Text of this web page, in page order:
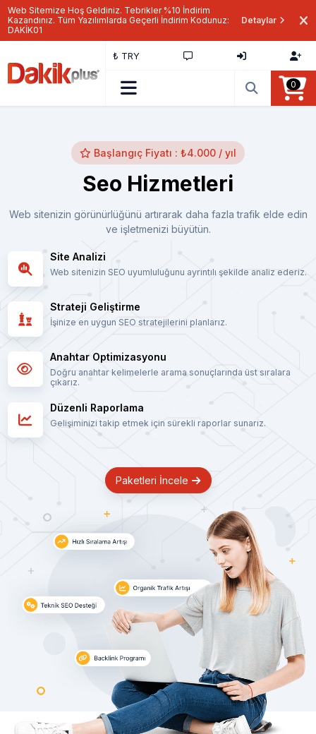
Web Sitemize Hoş Geldiniz. Tebrikler %10 İndirim
Kazandınız. Tüm Yazılımlarda Geçerli İndirim Kodunuz:
DAKİK01
Detaylar
₺ TRY
0
Başlangıç Fiyatı : ₺4.000 / yıl
Seo Hizmetleri
Web sitenizin görünürlüğünü artırarak daha fazla trafik elde edin
ve işletmenizi büyütün.
Site Analizi
Web sitenizin SEO uyumluluğunu ayrıntılı şekilde analiz ederiz.
Strateji Geliştirme
İşinize en uygun SEO stratejilerini planlarız.
Anahtar Optimizasyonu
Doğru anahtar kelimelerle arama sonuçlarında üst sıralara
çıkarız.
Düzenli Raporlama
Gelişiminizi takip etmek için sürekli raporlar sunarız.
Paketleri İncele